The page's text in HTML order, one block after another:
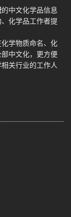
的中文化学品信息
化学品工作者提
学物质命名、化
中文化，更方便
关行业的工作人